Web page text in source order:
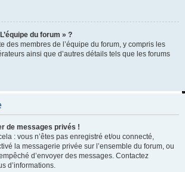
du forum » ?
des membres de l’équipe du forum, y compris les
ainsi que d’autres détails tels que les forums
de messages privés !
: vous n’êtes pas enregistré et/ou connecté,
la messagerie privée sur l’ensemble du forum, ou
d’envoyer des messages. Contactez
d’informations.